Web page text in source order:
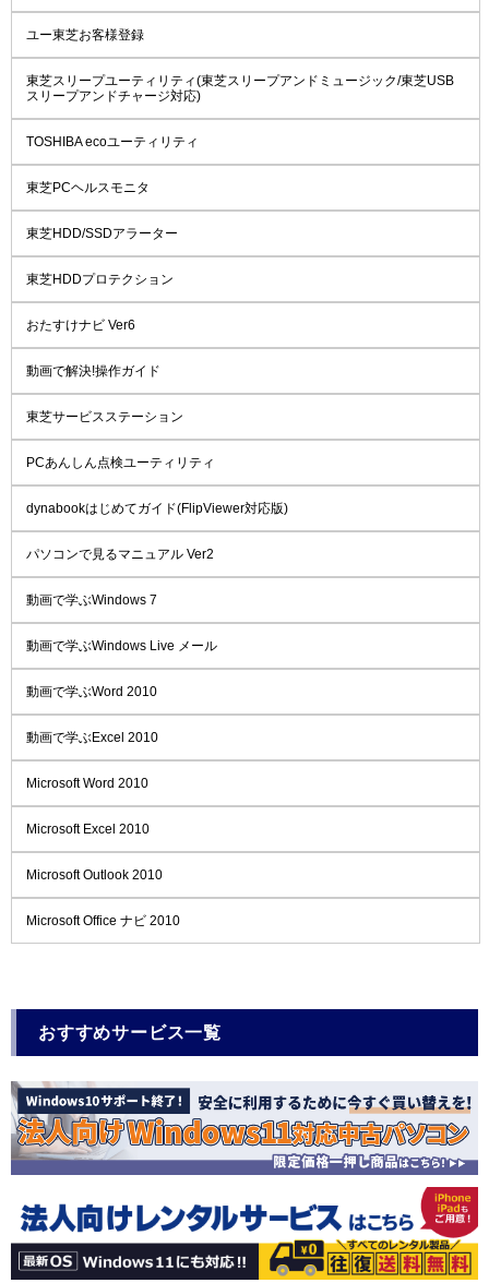
ユー東芝お客様登録
東芝スリープユーティリティ(東芝スリープアンドミュージック/東芝USB
スリープアンドチャージ対応)
TOSHIBA ecoユーティリティ
東芝PCヘルスモニタ
東芝HDD/SSDアラーター
東芝HDDプロテクション
おたすけナビ Ver6
動画で解決!操作ガイド
東芝サービスステーション
PCあんしん点検ユーティリティ
dynabookはじめてガイド(FlipViewer対応版)
パソコンで見るマニュアル Ver2
動画で学ぶWindows 7
動画で学ぶWindows Live メール
動画で学ぶWord 2010
動画で学ぶExcel 2010
Microsoft Word 2010
Microsoft Excel 2010
Microsoft Outlook 2010
Microsoft Office ナビ 2010
おすすめサービス一覧